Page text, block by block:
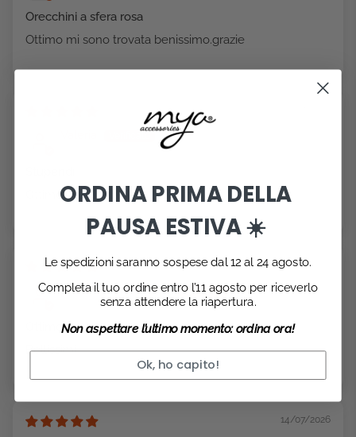
Orecchini a sfera rosa
Ottimo mi sono trovata benissimo.grazie
Ottimo acquisto!
19/07/2026
Roberta Fanciullacci
Ottimo
Bellissimi
14/07/2026
ORDINA PRIMA DELLA
PAUSA ESTIVA ☀️
Le spedizioni saranno sospese dal 12 al 24 agosto.
Completa il tuo ordine entro l’11 agosto per riceverlo
senza attendere la riapertura.
Non aspettare l’ultimo momento: ordina ora!
Ok, ho capito!